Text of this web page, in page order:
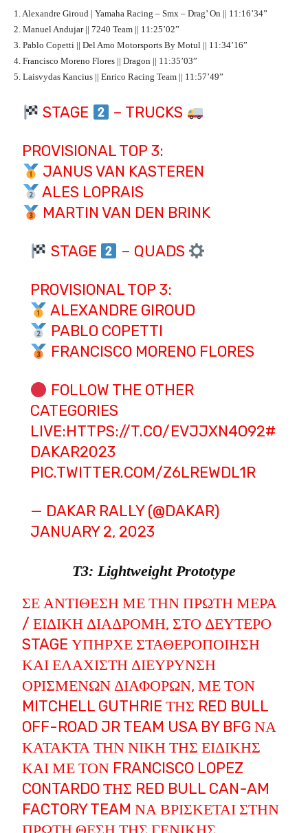
1. Alexandre Giroud | Yamaha Racing – Smx – Drag’ On || 11:16’34”
2. Manuel Andujar || 7240 Team || 11:25’02”
3. Pablo Copetti || Del Amo Motorsports By Motul || 11:34’16”
4. Francisco Moreno Flores || Dragon || 11:35’03”
5. Laisvydas Kancius || Enrico Racing Team || 11:57’49”
STAGE – TRUCKS
PROVISIONAL TOP 3:
JANUS VAN KASTEREN
ALES LOPRAIS
MARTIN VAN DEN BRINK
STAGE – QUADS
PROVISIONAL TOP 3:
ALEXANDRE GIROUD
PABLO COPETTI
FRANCISCO MORENO FLORES
FOLLOW THE OTHER
CATEGORIES
LIVE:HTTPS://T.CO/EVJJXN4O92#
DAKAR2023
PIC.TWITTER.COM/Z6LREWDL1R
— DAKAR RALLY (@DAKAR)
JANUARY 2, 2023
T3: Lightweight Prototype
ΣΕ ΑΝΤΊΘΕΣΗ ΜΕ ΤΗΝ ΠΡΏΤΗ ΜΈΡΑ
/ ΕΙΔΙΚΉ ΔΙΑΔΡΟΜΉ, ΣΤΟ ΔΕΎΤΕΡΟ
STAGE ΥΠΉΡΧΕ ΣΤΑΘΕΡΟΠΟΊΗΣΗ
ΚΑΙ ΕΛΆΧΙΣΤΗ ΔΙΕΎΡΥΝΣΗ
ΟΡΙΣΜΈΝΩΝ ΔΙΑΦΟΡΏΝ, ΜΕ ΤΟΝ
MITCHELL GUTHRIE ΤΗΣ RED BULL
OFF-ROAD JR TEAM USA BY BFG ΝΑ
ΚΑΤΑΚΤΆ ΤΗΝ ΝΊΚΗ ΤΗΣ ΕΙΔΙΚΉΣ
ΚΑΙ ΜΕ ΤΟΝ FRANCISCO LOPEZ
CONTARDO ΤΗΣ RED BULL CAN-AM
FACTORY TEAM ΝΑ ΒΡΊΣΚΕΤΑΙ ΣΤΗΝ